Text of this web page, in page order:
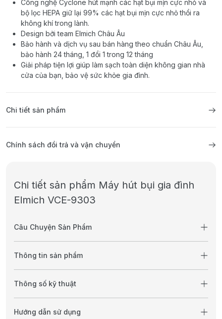
Công nghệ Cyclone hút mạnh các hạt bụi mịn cực nhỏ và
bộ lọc HEPA giữ lại 99% các hạt bụi mịn cực nhỏ thổi ra
không khí trong lành.
Design bởi team Elmich Châu Âu
Bảo hành và dịch vụ sau bán hàng theo chuẩn Châu Âu,
bảo hành 24 tháng, 1 đổi 1 trong 12 tháng
Giải pháp tiện lợi giúp làm sạch toàn diện không gian nhà
cửa của bạn, bảo vệ sức khỏe gia đình.
Chi tiết sản phẩm
Chính sách đổi trả và vận chuyển
Chi tiết sản phẩm Máy hút bụi gia đình
Elmich VCE-9303
Câu Chuyện Sản Phẩm
Thông tin sản phẩm
Thông số kỹ thuật
Hướng dẫn sử dụng